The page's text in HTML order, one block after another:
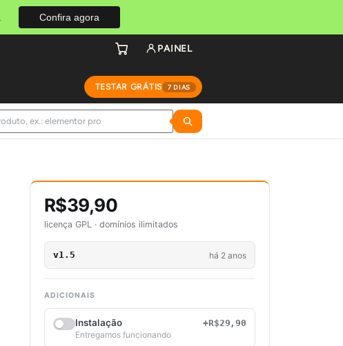
Confira agora
TESTAR GRÁTIS 7 DIAS
PAINEL
R$39,90
licença GPL · domínios ilimitados
v1.5 há 2 anos
ADICIONAIS
Instalação
+R$29,90
Entregamos funcionando